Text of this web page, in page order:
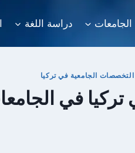
الجامعات دراسة اللغة
التخصصات الجامعية في تركيا
تركيا في